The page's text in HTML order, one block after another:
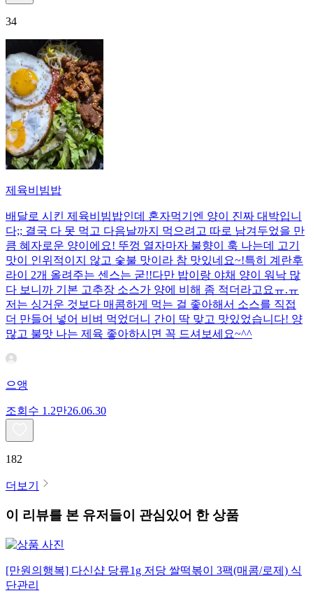
34
제육비빔밥
배달로 시킨 제육비빔밥인데 혼자먹기엔 양이 진짜 대박입니
다;; 결국 다 못 먹고 다음날까지 먹으려고 따로 남겨두었을 만
큼 혜자로운 양이에요! 뚜껑 열자마자 불향이 훅 나는데 고기
맛이 인위적이지 않고 숯불 맛이라 참 맛있네요~!특히 계란후
라이 2개 올려주는 센스는 굳!! ​다만 밥이랑 야채 양이 워낙 많
다 보니까 기본 고추장 소스가 양에 비해 좀 적더라고요ㅠ.ㅠ
저는 싱거운 것보다 매콤하게 먹는 걸 좋아해서 소스를 직접
더 만들어 넣어 비벼 먹었더니 간이 딱 맞고 맛있었습니다! 양
많고 불맛 나는 제육 좋아하시면 꼭 드셔보세요~^^
으앵
조회수 1.2만26.06.30
182
더보기
이 리뷰를 본 유저들이 관심있어 한 상품
[만원의행복] 다신샵 당류1g 저당 쌀떡볶이 3팩(매콤/로제) 식
단관리